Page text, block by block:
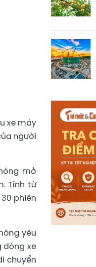
xe máy
người
mở
Tính từ
phiên
yêu
dòng xe
chuyển